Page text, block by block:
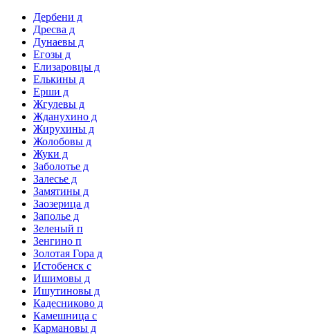
Дербени д
Дресва д
Дунаевы д
Егозы д
Елизаровцы д
Елькины д
Ерши д
Жгулевы д
Жданухино д
Жирухины д
Жолобовы д
Жуки д
Заболотье д
Залесье д
Замятины д
Заозерица д
Заполье д
Зеленый п
Зенгино п
Золотая Гора д
Истобенск с
Ишимовы д
Ишутиновы д
Кадесниково д
Камешница с
Кармановы д